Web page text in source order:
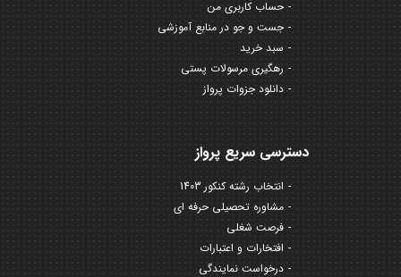
حساب کاربری من
جست و جو در منابع آموزشی
سبد خرید
رهگیری مرسولات پستی
دانلود جزوات پرواز
دسترسی سریع پرواز
انتخاب رشته کنکور 1403
مشاوره تحصیلی حرفه ای
فرصت شغلی
افتخارات و اعتبارات
درخواست نمایندگی